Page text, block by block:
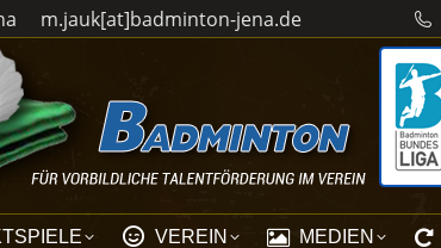
m.jauk[at]badminton-jena.de
VEREIN MEDIEN